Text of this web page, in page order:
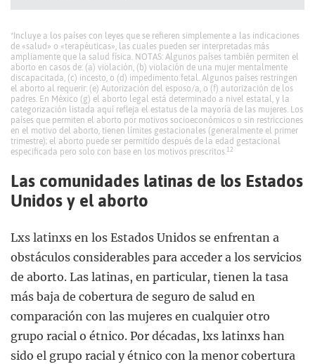
*Incluye a los países con leyes que se refieren simplemente a las indicaciones
de «salud» o «terapéuticas», las cuales pueden ser interpretadas más
ampliamente que la salud física. NOTAS: Algunos países también permiten el
aborto en casos de: (a) violación, (b) violación de una mujer mentalmente
discapacitada, (c) incesto, o (d) impedimento fetal. Algunos países restringen
el aborto al requerir: (e) Autorización del esposo/a, o (f) autorización de los
padres. En México (g) el aborto legal está determinado a nivel estatal, y la
categorización listada aquí refleja el estatus de la mayoría de las mujeres. Los
países que permiten el aborto por motivos socioeconómicos o sin restricciones
en el motivo del aborto, tienen límites gestacionales (generalmente el primer
trimestre); el aborto puede ser permitido después de la edad gestacional
especificada pero solo con base en los motivos prescritos.12
Las comunidades latinas de los Estados
Unidos y el aborto
Lxs latinxs en los Estados Unidos se enfrentan a
obstáculos considerables para acceder a los servicios
de aborto. Las latinas, en particular, tienen la tasa
más baja de cobertura de seguro de salud en
comparación con las mujeres en cualquier otro
grupo racial o étnico. Por décadas, lxs latinxs han
sido el grupo racial y étnico con la menor cobertura